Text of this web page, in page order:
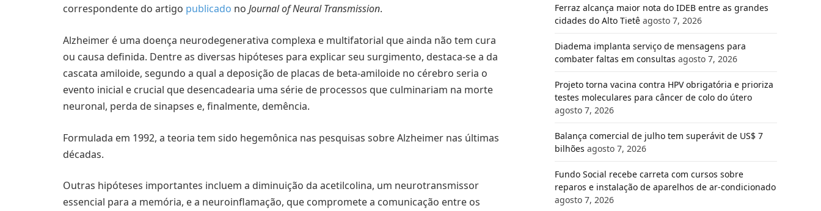
correspondente do artigo publicado no Journal of Neural Transmission.
Alzheimer é uma doença neurodegenerativa complexa e multifatorial que ainda não tem cura
ou causa definida. Dentre as diversas hipóteses para explicar seu surgimento, destaca-se a da
cascata amiloide, segundo a qual a deposição de placas de beta-amiloide no cérebro seria o
evento inicial e crucial que desencadearia uma série de processos que culminariam na morte
neuronal, perda de sinapses e, finalmente, demência.
Formulada em 1992, a teoria tem sido hegemônica nas pesquisas sobre Alzheimer nas últimas
décadas.
Outras hipóteses importantes incluem a diminuição da acetilcolina, um neurotransmissor
essencial para a memória, e a neuroinflamação, que compromete a comunicação entre os
Ferraz alcança maior nota do IDEB entre as grandes
cidades do Alto Tietê agosto 7, 2026
Diadema implanta serviço de mensagens para
combater faltas em consultas agosto 7, 2026
Projeto torna vacina contra HPV obrigatória e prioriza
testes moleculares para câncer de colo do útero
agosto 7, 2026
Balança comercial de julho tem superávit de US$ 7
bilhões agosto 7, 2026
Fundo Social recebe carreta com cursos sobre
reparos e instalação de aparelhos de ar-condicionado
agosto 7, 2026